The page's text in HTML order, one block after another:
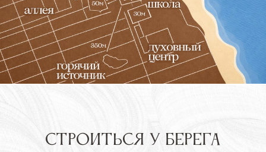
ВХОДИТ В ТОП-5
ЛУЧШИХ ЛОКАЦИЙ
РОССИИ